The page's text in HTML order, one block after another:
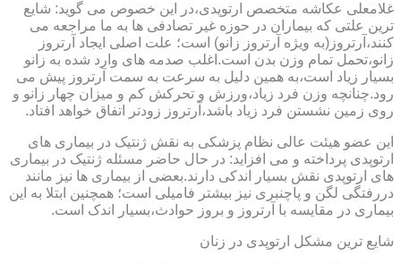
غلامعلی عکاشه متخصص ارتوپدی،در این خصوص می گوید: شایع
ترین علتی که بیماران در حوزه غیر تصادفی ها به ما مراجعه می
کنند،آرتروز(به ویژه آرتروز زانو) است؛ علت اصلی ایجاد آرتروز
زانو،تحمل تمام وزن بدن است.اغلب صدمه های وارد شده به زانو
بسیار زیاد است،به همین دلیل به سرعت به سمت آرتروز پیش می
رود.چنانچه وزن فرد زیاد،ورزش و تحرکش کم و میزان چهار زانو و
روی زمین نشستن فرد زیاد باشد،آرتروز زودتر اتفاق خواهد افتاد.
این عضو هیئت عالی نظام پزشکی به نقش ژنتیک در بیماری های
ارتوپدی پرداخته و می افزاید: در حال حاضر مسئله ژنتیک در بیماری
های ارتوپدی نقش بسیار اندکی دارند.بعضی از بیماری ها نیز مانند
دررفتگی لگن و پاچنبری نیز بیشتر فامیلی است؛ همچنین ابتلا به این
بیماری در مقایسه با آرتروز و بروز حوادث،بسیار اندک است.
شایع ترین مشکل ارتوپدی در زنان